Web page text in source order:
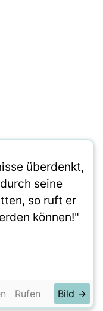
überdenkt,
seine
so ruft er
können!"
Rufen Bild →